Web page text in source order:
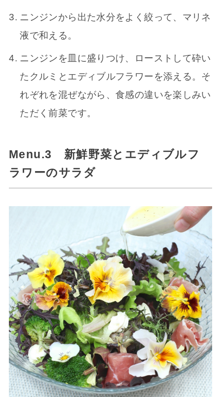
ニンジンから出た水分をよく絞って、マリネ
液で和える。
ニンジンを皿に盛りつけ、ローストして砕い
たクルミとエディブルフラワーを添える。そ
れぞれを混ぜながら、食感の違いを楽しみい
ただく前菜です。
Menu.3 新鮮野菜とエディブルフ
ラワーのサラダ